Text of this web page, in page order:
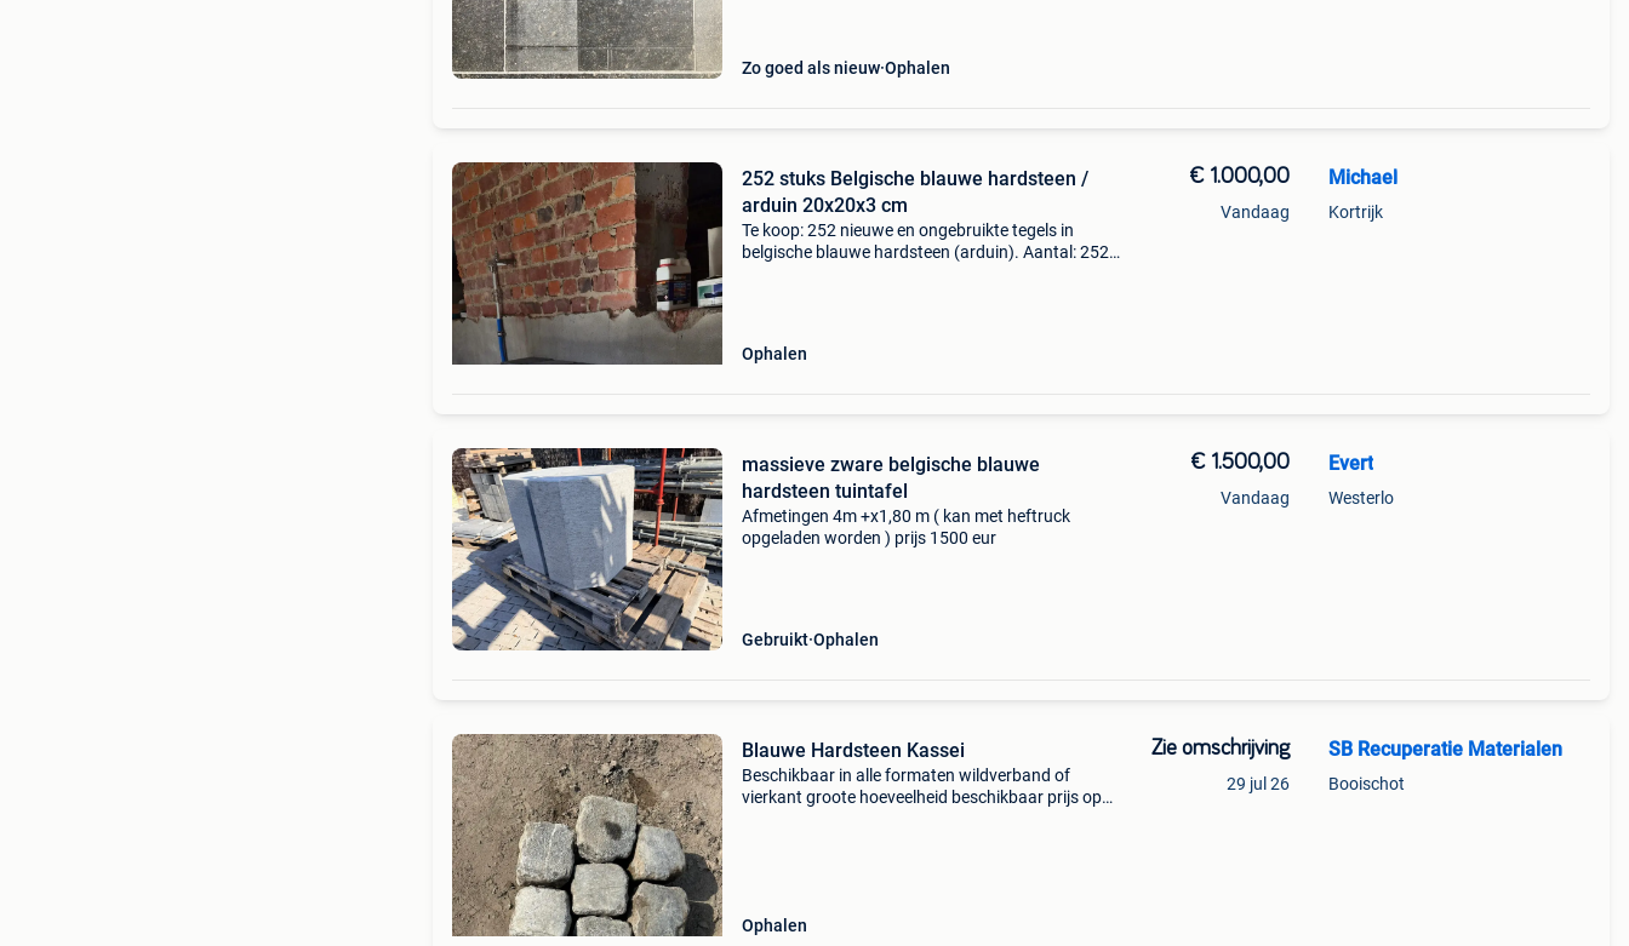
Zo goed als nieuw Ophalen
252 stuks Belgische blauwe hardsteen /
arduin 20x20x3 cm
Te koop: 252 nieuwe en ongebruikte tegels in
belgische blauwe hardsteen (arduin). Aantal: 252
Ophalen
€ 1.000,00
Vandaag
Michael
Kortrijk
massieve zware belgische blauwe
hardsteen tuintafel
Afmetingen 4m +x1,80 m ( kan met heftruck
opgeladen worden ) prijs 1500 eur
Gebruikt Ophalen
€ 1.500,00
Vandaag
Evert
Westerlo
Blauwe Hardsteen Kassei
Beschikbaar in alle formaten wildverband of
vierkant groote hoeveelheid beschikbaar prijs op
Ophalen
Zie omschrijving
29 jul 26
SB Recuperatie Materialen
Booischot